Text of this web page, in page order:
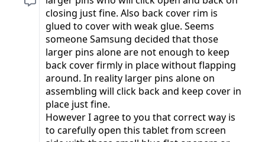
closing just fine. Also back cover rim is
glued to cover with weak glue. Seems
someone Samsung decided that those
larger pins alone are not enough to keep
back cover firmly in place without flapping
around. In reality larger pins alone on
assembling will click back and keep cover in
place just fine.
However I agree to you that correct way is
to carefully open this tablet from screen